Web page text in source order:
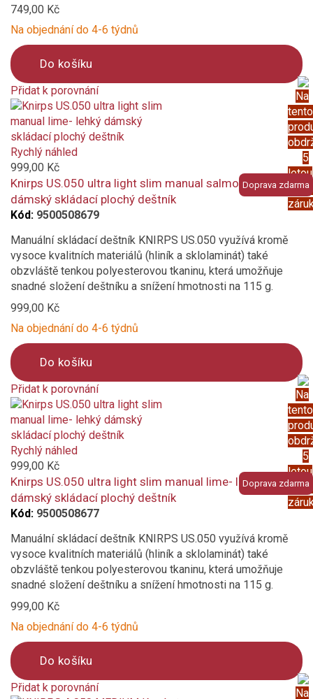
Na
tento
5
letou
749,00 Kč
Na objednání do 4-6 týdnů
Do košíku
Přidat k porovnání
Product
is
added
to
compare
Doprava zdarma
Na
tento
5
letou
Rychlý náhled
999,00 Kč
Knirps US.050 ultra light slim manual salmon - lehký
dámský skládací plochý deštník
Kód: 9500508679
Manuální skládací deštník KNIRPS US.050 využívá kromě
vysoce kvalitních materiálů (hliník a sklolaminát) také
obzvláště tenkou polyesterovou tkaninu, která umožňuje
snadné složení deštníku a snížení hmotnosti na 115 g.
999,00 Kč
Na objednání do 4-6 týdnů
Do košíku
Přidat k porovnání
Product
is
added
to
compare
Doprava zdarma
Na
Rychlý náhled
999,00 Kč
Knirps US.050 ultra light slim manual lime- lehký
dámský skládací plochý deštník
Kód: 9500508677
Manuální skládací deštník KNIRPS US.050 využívá kromě
vysoce kvalitních materiálů (hliník a sklolaminát) také
obzvláště tenkou polyesterovou tkaninu, která umožňuje
snadné složení deštníku a snížení hmotnosti na 115 g.
999,00 Kč
Na objednání do 4-6 týdnů
Do košíku
Přidat k porovnání